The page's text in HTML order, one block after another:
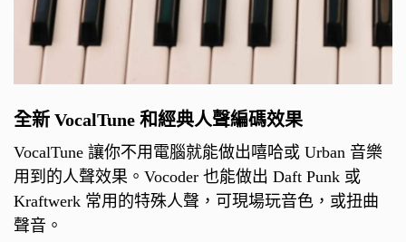
全新 VocalTune 和經典人聲編碼效果
VocalTune 讓你不用電腦就能做出嘻哈或 Urban 音樂
用到的人聲效果。Vocoder 也能做出 Daft Punk 或
Kraftwerk 常用的特殊人聲，可現場玩音色，或扭曲
聲音。